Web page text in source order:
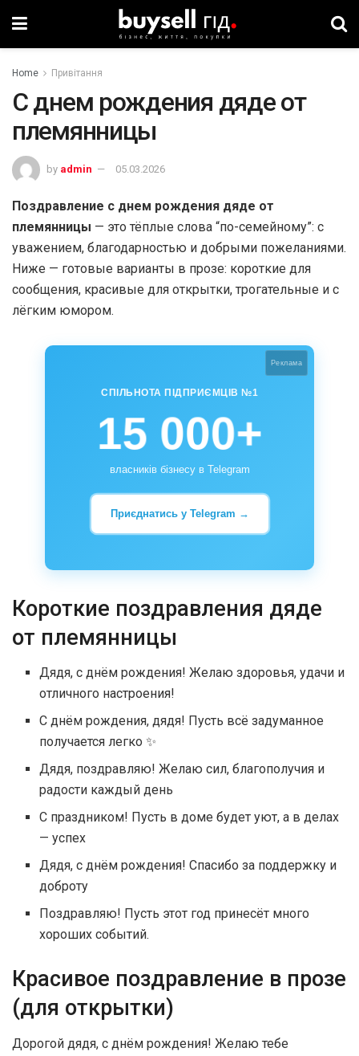
Home Привітання
С днем рождения дяде от
племянницы
by admin 05.03.2026
Поздравление с днем рождения дяде от
племянницы — это тёплые слова “по-семейному”: с
уважением, благодарностью и добрыми пожеланиями.
Ниже — готовые варианты в прозе: короткие для
сообщения, красивые для открытки, трогательные и с
лёгким юмором.
Реклама
СПІЛЬНОТА ПІДПРИЄМЦІВ №1
15 000+
власників бізнесу в Telegram
Приєднатись у Telegram →
Короткие поздравления дяде
от племянницы
Дядя, с днём рождения! Желаю здоровья, удачи и
отличного настроения!
С днём рождения, дядя! Пусть всё задуманное
получается легко ✨
Дядя, поздравляю! Желаю сил, благополучия и
радости каждый день
С праздником! Пусть в доме будет уют, а в делах
— успех
Дядя, с днём рождения! Спасибо за поддержку и
доброту
Поздравляю! Пусть этот год принесёт много
хороших событий.
Красивое поздравление в прозе
(для открытки)
Дорогой дядя, с днём рождения! Желаю тебе